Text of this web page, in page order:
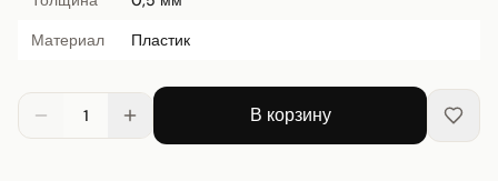
Материал
Пластик
1 В корзину